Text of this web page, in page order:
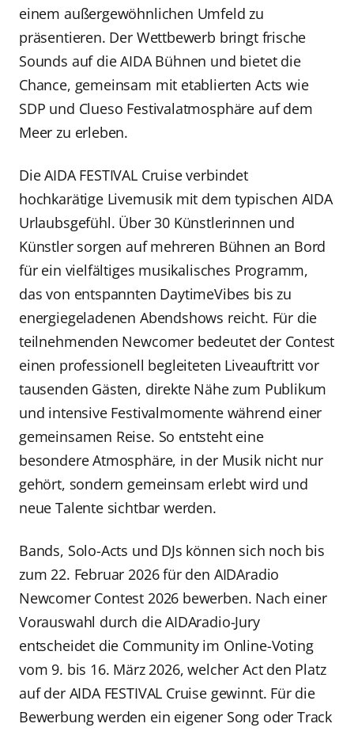
einem außergewöhnlichen Umfeld zu
präsentieren. Der Wettbewerb bringt frische
Sounds auf die AIDA Bühnen und bietet die
Chance, gemeinsam mit etablierten Acts wie
SDP und Clueso Festivalatmosphäre auf dem
Meer zu erleben.
Die AIDA FESTIVAL Cruise verbindet
hochkarätige Livemusik mit dem typischen AIDA
Urlaubsgefühl. Über 30 Künstlerinnen und
Künstler sorgen auf mehreren Bühnen an Bord
für ein vielfältiges musikalisches Programm,
das von entspannten DaytimeVibes bis zu
energiegeladenen Abendshows reicht. Für die
teilnehmenden Newcomer bedeutet der Contest
einen professionell begleiteten Liveauftritt vor
tausenden Gästen, direkte Nähe zum Publikum
und intensive Festivalmomente während einer
gemeinsamen Reise. So entsteht eine
besondere Atmosphäre, in der Musik nicht nur
gehört, sondern gemeinsam erlebt wird und
neue Talente sichtbar werden.
Bands, Solo-Acts und DJs können sich noch bis
zum 22. Februar 2026 für den AIDAradio
Newcomer Contest 2026 bewerben. Nach einer
Vorauswahl durch die AIDAradio-Jury
entscheidet die Community im Online-Voting
vom 9. bis 16. März 2026, welcher Act den Platz
auf der AIDA FESTIVAL Cruise gewinnt. Für die
Bewerbung werden ein eigener Song oder Track